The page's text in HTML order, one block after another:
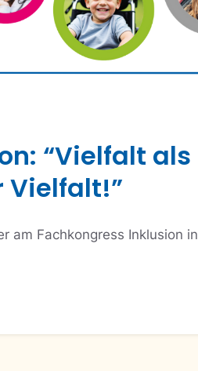
“Vielfalt als
Vielfalt!”
am Fachkongress Inklusion in